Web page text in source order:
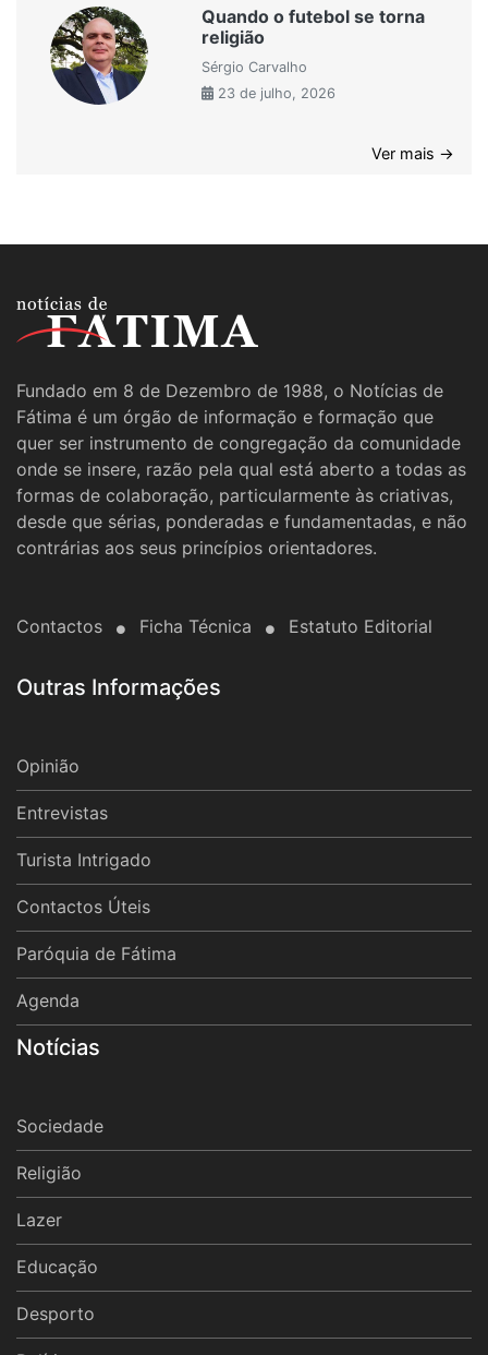
Quando o futebol se torna
religião
Sérgio Carvalho
23 de julho, 2026
Ver mais →
Fundado em 8 de Dezembro de 1988, o Notícias de
Fátima é um órgão de informação e formação que
quer ser instrumento de congregação da comunidade
onde se insere, razão pela qual está aberto a todas as
formas de colaboração, particularmente às criativas,
desde que sérias, ponderadas e fundamentadas, e não
contrárias aos seus princípios orientadores.
Contactos Ficha Técnica Estatuto Editorial
Outras Informações
Opinião
Entrevistas
Turista Intrigado
Contactos Úteis
Paróquia de Fátima
Agenda
Notícias
Sociedade
Religião
Lazer
Educação
Desporto